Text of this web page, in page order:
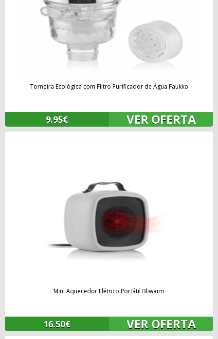
Torneira Ecológica com Filtro Purificador de Água Faukko
9.95€ VER OFERTA
Mini Aquecedor Elétrico Portátil Bliwarm
16.50€ VER OFERTA